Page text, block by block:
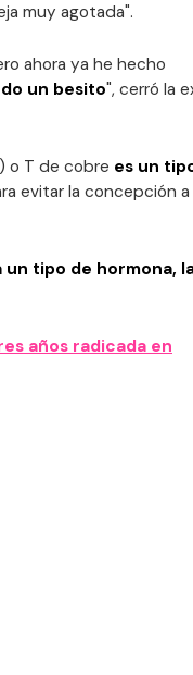
muy agotada".
ahora ya he hecho
un besito", cerró la
o T de cobre es un
evitar la concepción a
un tipo de hormona,
años radicada en